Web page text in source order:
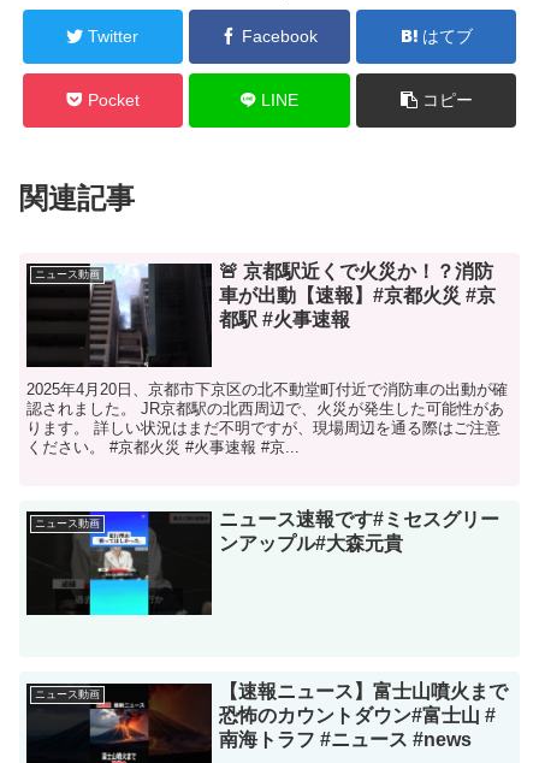
Twitter Facebook はてブ
Pocket LINE コピー
関連記事
ニュース動画
🚨 京都駅近くで火災か！？消防
車が出動【速報】#京都火災 #京
都駅 #火事速報
2025年4月20日、京都市下京区の北不動堂町付近で消防車の出動が確
認されました。 JR京都駅の北西周辺で、火災が発生した可能性があ
ります。 詳しい状況はまだ不明ですが、現場周辺を通る際はご注意
ください。 #京都火災 #火事速報 #京...
ニュース動画
ニュース速報です#ミセスグリー
ンアップル#大森元貴
ニュース動画
【速報ニュース】富士山噴火まで
恐怖のカウントダウン#富士山 #
南海トラフ #ニュース #news